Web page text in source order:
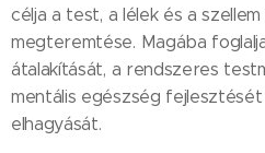
célja a test, a lélek és a szellem
megteremtése. Magába
átalakítását, a rendszeres
mentális egészség
elhagyását.